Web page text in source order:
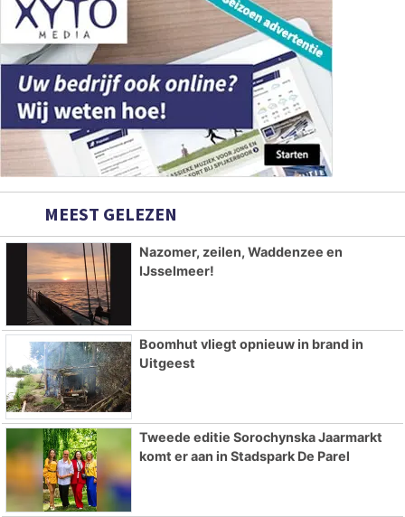
MEEST GELEZEN
Nazomer, zeilen, Waddenzee en
IJsselmeer!
Boomhut vliegt opnieuw in brand in
Uitgeest
Tweede editie Sorochynska Jaarmarkt
komt er aan in Stadspark De Parel